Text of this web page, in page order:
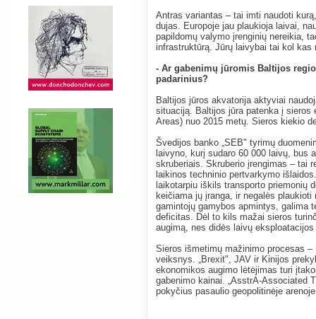
Antras variantas – tai imti naudoti
dujas. Europoje jau plaukioja laivai,
papildomų valymo įrenginių nereikia,
infrastruktūrą. Jūrų laivybai tai kol kas
- Ar gabenimų jūromis Baltijos
padarinius?
Baltijos jūros akvatorija aktyviai
situaciją. Baltijos jūra patenka į sieros
Areas) nuo 2015 metų. Sieros kiekio
Švedijos banko „SEB" tyrimų
laivyno, kurį sudaro 60 000 laivų, bus
skruberiais. Skruberio įrengimas – tai
laikinos techninio pertvarkymo
laikotarpiu iškils transporto priemonių
keičiama jų įranga, ir negalės
gamintojų gamybos apmintys, galima
deficitas. Dėl to kils mažai sieros
augimą, nes didės laivų
Sieros išmetimų mažinimo procesas
veiksnys. „Brexit", JAV ir Kinijos
ekonomikos augimo lėtėjimas turi
gabenimo kainai. „AsstrA-Associated
pokyčius pasaulio geopolitinėje